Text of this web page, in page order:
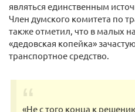
являться единственным
Член думского комитета по
также отметил, что в малых
«дедовская копейка»
транспортное средство.
«Не с того конца к